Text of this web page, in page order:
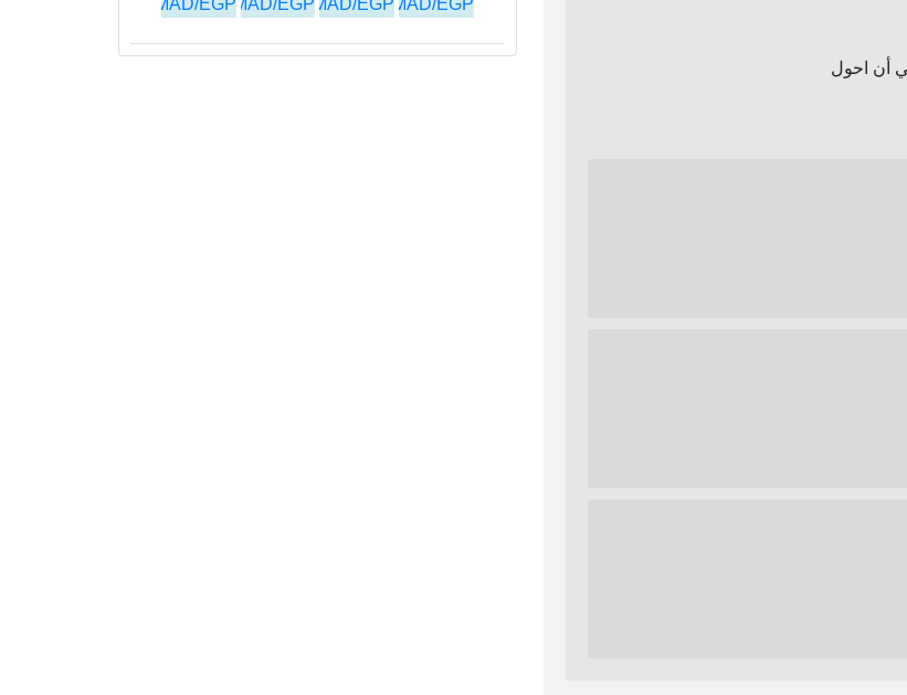
MAD/EGP
MAD/EGP
MAD/EGP
MAD/EGP